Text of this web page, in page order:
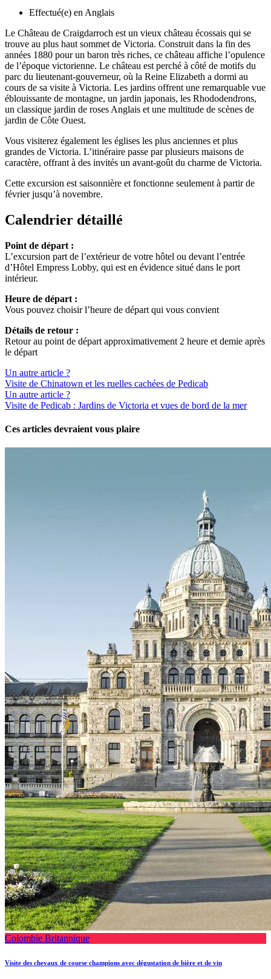
Effectué(e) en Anglais
Le Château de Craigdarroch est un vieux château écossais qui se
trouve au plus haut sommet de Victoria. Construit dans la fin des
années 1880 pour un baron très riches, ce château affiche l’opulence
de l’époque victorienne. Le château est perché à côté de motifs du
parc du lieutenant-gouverneur, où la Reine Elizabeth a dormi au
cours de sa visite à Victoria. Les jardins offrent une remarquable vue
éblouissante de montagne, un jardin japonais, les Rhododendrons,
un classique jardin de roses Anglais et une multitude de scènes de
jardin de Côte Ouest.
Vous visiterez également les églises les plus anciennes et plus
grandes de Victoria. L’itinéraire passe par plusieurs maisons de
caractère, offrant à des invités un avant-goût du charme de Victoria.
Cette excursion est saisonnière et fonctionne seulement à partir de
février jusqu’à novembre.
Calendrier détaillé
Point de départ :
L’excursion part de l’extérieur de votre hôtel ou devant l’entrée
d’Hôtel Empress Lobby, qui est en évidence situé dans le port
intérieur.
Heure de départ :
Vous pouvez choisir l’heure de départ qui vous convient
Détails de retour :
Retour au point de départ approximativement 2 heure et demie après
le départ
Un autre article ?
Visite de Chinatown et les ruelles cachées de Pedicab
Un autre article ?
Visite de Pedicab : Jardins de Victoria et vues de bord de la mer
Ces articles devraient vous plaire
Colombie Britannique
Visite des chevaux de course champions avec dégustation de bière et de vin